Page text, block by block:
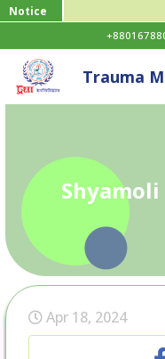
Notice
Trauma
Apr 18, 2024